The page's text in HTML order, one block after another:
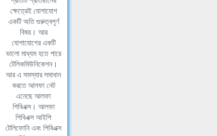
ক্ষেত্রেই যোগাযোগ
একটি অতি গুরুত্বপূর্ণ
বিষয়। আর
যোগাযোগের একটি
ভালো মাধ্যম হতে পারে
টেলিকমিউনিকেশন।
আর এ সমস্যার সমাধান
করতে আলফা নেট
এনেছে আলফা
পিবিএক্স। আলফা
পিবিএক্স আইপি
টেলিফোনি এবং পিবিএক্স